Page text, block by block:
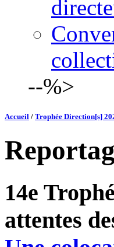
--%>
Accueil / Trophée Direction[s]
14e
attentes